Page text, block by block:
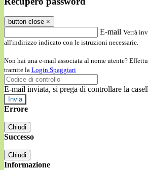
button close ×
E-mail Verrà
all'indirizzo indicato con le istruzioni necessarie.
Non hai una e-mail associata al nome utente?
tramite la Login Spaggiari
E-mail inviata, si prega di controllare la
Errore
Chiudi
Successo
Chiudi
Informazione